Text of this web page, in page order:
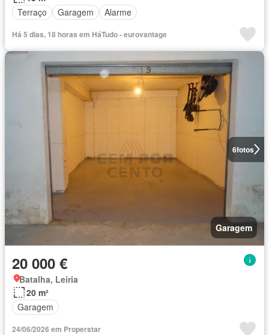
Terraço
Garagem Alarme
Há 5 dias, 18 horas em HáTudo - eurovantage
6fotos
Garagem
20 000 €
Batalha, Leiria
20 m²
Garagem
24/06/2026 em Properstar